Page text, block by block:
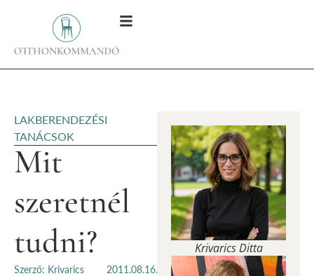
LAKBERENDEZÉSI
TANÁCSOK
Mit
szeretnél
tudni?
Szerző: Krivarics
2011.08.16.
Krivarics Ditta